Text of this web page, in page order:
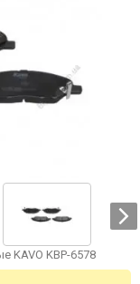
KAVO KBP-6578